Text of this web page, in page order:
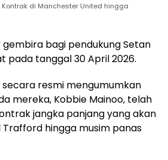
di Manchester United hingga
gembira bagi pendukung Setan
pada tanggal 30 April 2026.
resmi mengumumkan
mereka, Kobbie Mainoo, telah
jangka panjang yang akan
hingga musim panas